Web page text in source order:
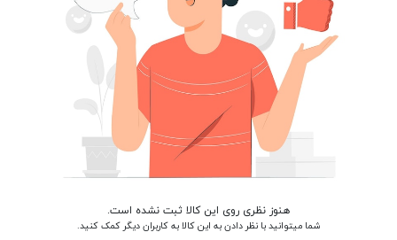
هنوز نظری روی این کالا ثبت نشده است.
شما میتوانید با نظر دادن به این کالا به کاربران دیگر کمک کنید.